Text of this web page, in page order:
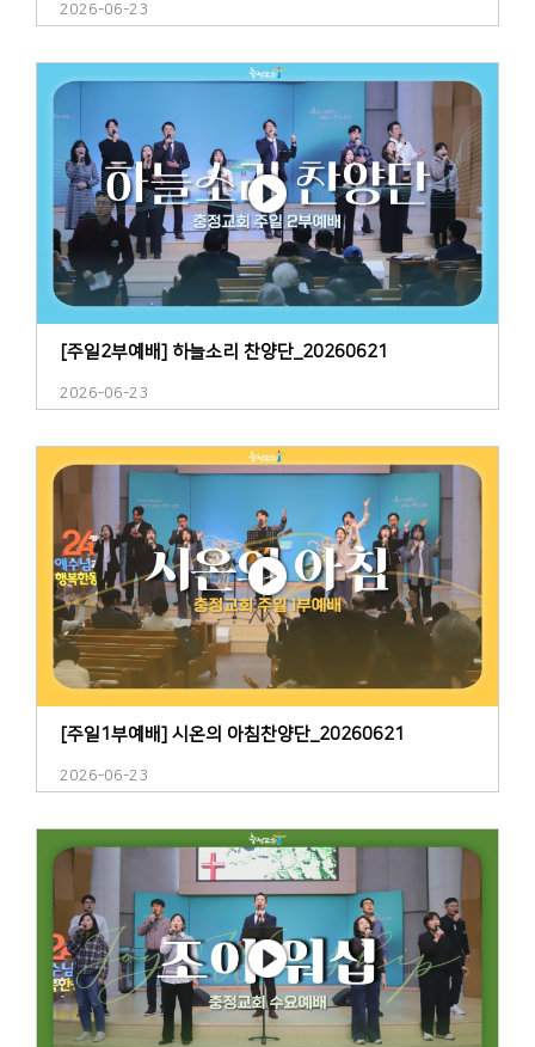
2026-06-23
[주일2부예배] 하늘소리 찬양단_20260621
2026-06-23
[주일1부예배] 시온의 아침찬양단_20260621
2026-06-23